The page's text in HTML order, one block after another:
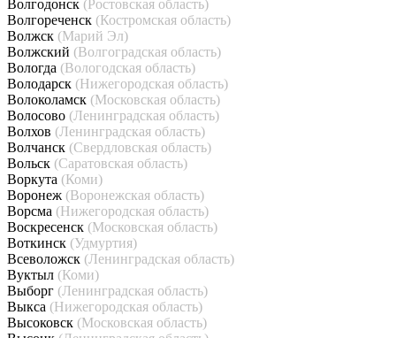
Волгодонск (Ростовская область)
Волгореченск (Костромская область)
Волжск (Марий Эл)
Волжский (Волгоградская область)
Вологда (Вологодская область)
Володарск (Нижегородская область)
Волоколамск (Московская область)
Волосово (Ленинградская область)
Волхов (Ленинградская область)
Волчанск (Свердловская область)
Вольск (Саратовская область)
Воркута (Коми)
Воронеж (Воронежская область)
Ворсма (Нижегородская область)
Воскресенск (Московская область)
Воткинск (Удмуртия)
Всеволожск (Ленинградская область)
Вуктыл (Коми)
Выборг (Ленинградская область)
Выкса (Нижегородская область)
Высоковск (Московская область)